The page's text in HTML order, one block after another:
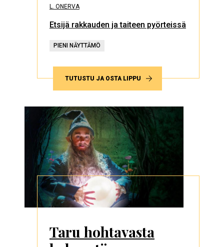
L. ONERVA
Etsijä rakkauden ja taiteen pyörteissä
PIENI NÄYTTÄMÖ
TUTUSTU JA OSTA LIPPU
Taru hohtavasta